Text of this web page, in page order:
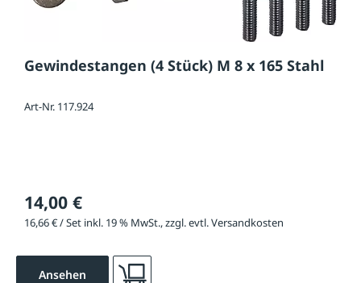
Gewindestangen (4 Stück) M 8 x 165 Stahl
Art-Nr. 117.924
14,00 €
16,66 € / Set inkl. 19 % MwSt., zzgl. evtl. Versandkosten
Ansehen